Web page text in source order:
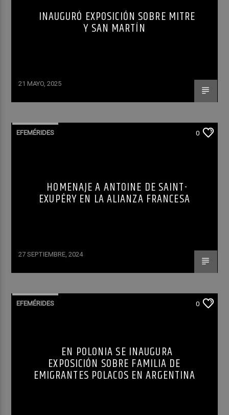
INAUGURÓ EXPOSICIÓN SOBRE MITRE
Y SAN MARTÍN
21 MAYO, 2025
EFEMÉRIDES 0
HOMENAJE A ANTOINE DE SAINT-
EXUPÉRY EN LA ALIANZA FRANCESA
27 SEPTIEMBRE, 2024
EFEMÉRIDES 0
EN POLONIA SE INAUGURA
EXPOSICIÓN SOBRE FAMILIA DE
EMIGRANTES POLACOS EN ARGENTINA